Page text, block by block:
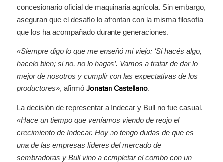
concesionario oficial de maquinaria agrícola. Sin embargo,
aseguran que el desafío lo afrontan con la misma filosofía
que los ha acompañado durante generaciones.
«Siempre digo lo que me enseñó mi viejo: ‘Si hacés algo,
hacelo bien; si no, no lo hagas’. Vamos a tratar de dar lo
mejor de nosotros y cumplir con las expectativas de los
productores», afirmó Jonatan Castellano.
La decisión de representar a Indecar y Bull no fue casual.
«Hace un tiempo que veníamos viendo de reojo el
crecimiento de Indecar. Hoy no tengo dudas de que es
una de las empresas líderes del mercado de
sembradoras y Bull vino a completar el combo con un